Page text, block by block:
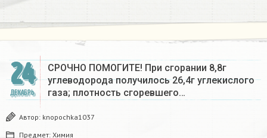
24
ДЕКАБРЬ
СРОЧНО ПОМОГИТЕ! При сгорании 8,8г
углеводорода получилось 26,4г углекислого
газа; плотность сгоревшего…
Автор: knopochka1037
Предмет: Химия